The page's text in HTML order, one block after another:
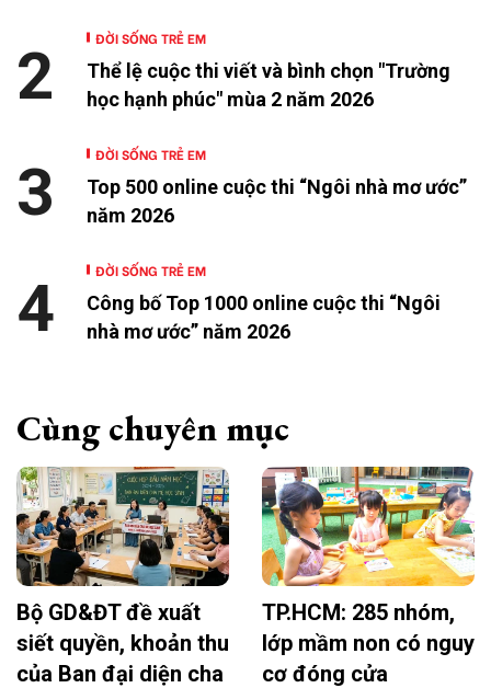
ĐỜI SỐNG TRẺ EM
Thể lệ cuộc thi viết và bình chọn "Trường
học hạnh phúc" mùa 2 năm 2026
2
ĐỜI SỐNG TRẺ EM
Top 500 online cuộc thi “Ngôi nhà mơ ước”
năm 2026
3
ĐỜI SỐNG TRẺ EM
Công bố Top 1000 online cuộc thi “Ngôi
nhà mơ ước” năm 2026
4
Cùng chuyên mục
Bộ GD&ĐT đề xuất
siết quyền, khoản thu
của Ban đại diện cha
TP.HCM: 285 nhóm,
lớp mầm non có nguy
cơ đóng cửa